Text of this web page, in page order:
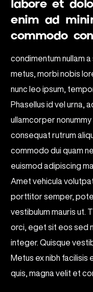
labore et
enim ad
commodo
condimentum nullam
metus, morbi nobis
nunc leo ipsum,
Phasellus id vel urna,
ullamcorper
consequat rutrum
commodo dui quam
euismod adipiscing
Amet vehicula
porttitor semper,
vestibulum mauris ut.
orci, eget sit eos sed
integer. Quisque
Metus ex nibh
quis, magna velit et